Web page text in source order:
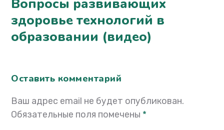
Вопросы развивающих
здоровье технологий в
образовании (видео)
Оставить комментарий
Ваш адрес email не будет опубликован.
Обязательные поля помечены *